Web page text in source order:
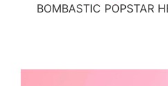
BOMBASTIC POPSTAR